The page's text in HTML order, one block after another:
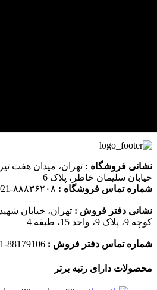
نشانی فروشگاه : تهران، میدان هفت
خیابان سلیمان خاطر، پلاک 6
شماره تماس فروشگاه :
نشانی دفتر فروش : تهران، خیابان
کوچه 9، پلاک 9، واحد 15، طبقه 4
شماره تماس دفتر فروش :
محصولات دارای رتبه برتر